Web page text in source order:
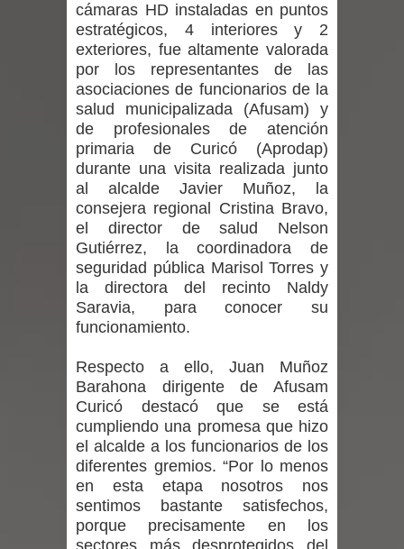
Seremi de Desarrollo Social y Familia
mantiene despliegue para apoyar a
niños y adolescentes durante la
emergencia.
Del anime al K-pop: especialistas U.
de Chile analizan el creciente interés
por las culturas japonesa y coreana
Renuncia del seremi Minvu en el
Maule golpea al Gobierno en medio de
Talca
Diputado Jorge Guzmán rechaza
proyecto de interconexión eléctrica
en la alta cordillera del Maule por su
impacto ambiental
cámaras HD instaladas en puntos
estratégicos, 4 interiores y 2
exteriores, fue altamente valorada
por los representantes de las
asociaciones de funcionarios de la
salud municipalizada (Afusam) y
de profesionales de atención
primaria de Curicó (Aprodap)
durante una visita realizada junto
al alcalde Javier Muñoz, la
consejera regional Cristina Bravo,
el director de salud Nelson
Gutiérrez, la coordinadora de
seguridad pública Marisol Torres y
la directora del recinto Naldy
Saravia, para conocer su
funcionamiento.
Respecto a ello, Juan Muñoz
Barahona dirigente de Afusam
Curicó destacó que se está
cumpliendo una promesa que hizo
el alcalde a los funcionarios de los
diferentes gremios. “Por lo menos
en esta etapa nosotros nos
sentimos bastante satisfechos,
porque precisamente en los
sectores más desprotegidos del